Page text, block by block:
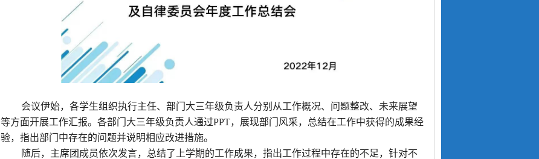
会议伊始，各学生组织执行主任、部门大三年级负责人分别从工作概况、问题整改、未来展望
等方面开展工作汇报。各部门大三年级负责人通过PPT，展现部门风采，总结在工作中获得的成果经
验，指出部门中存在的问题并说明相应改进措施。
随后，主席团成员依次发言，总结了上学期的工作成果，指出工作过程中存在的不足，针对不